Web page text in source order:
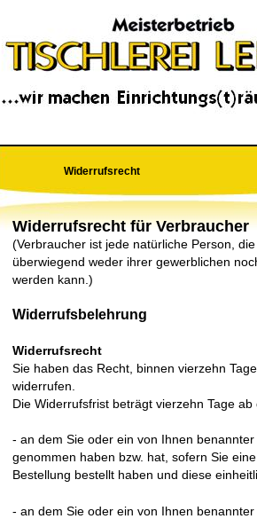
Widerrufsrecht
Widerrufsrecht für Verbraucher
(Verbraucher ist jede natürliche Person,
überwiegend weder ihrer gewerblichen
werden kann.)
Widerrufsbelehrung
Widerrufsrecht
Sie haben das Recht, binnen vierzehn
widerrufen.
Die Widerrufsfrist beträgt vierzehn Tage ab
- an dem Sie oder ein von Ihnen
genommen haben bzw. hat, sofern Sie
Bestellung bestellt haben und diese
- an dem Sie oder ein von Ihnen